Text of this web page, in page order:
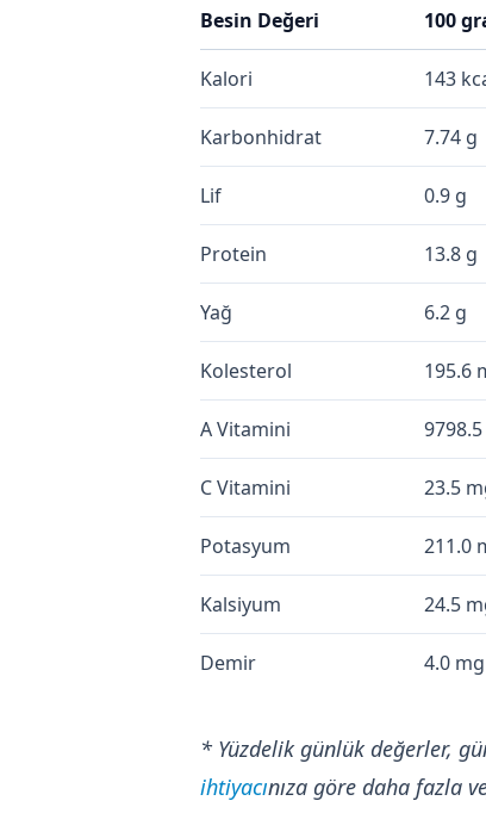
Besin Değeri 100
Kalori 143
Karbonhidrat 7.74 g
Lif 0.9 g
Protein 13.8 g
Yağ 6.2 g
Kolesterol 195.6
A Vitamini
C Vitamini 23.5
Potasyum 211.0
Kalsiyum 24.5
Demir 4.0 mg
* Yüzdelik günlük değerler,
ihtiyacınıza göre daha fazla